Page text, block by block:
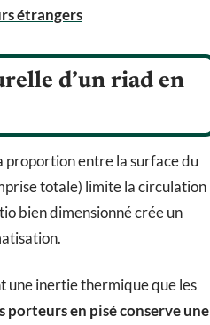
étrangers
d’un riad en
proportion entre la surface du
totale) limite la circulation
bien dimensionné crée un
une inertie thermique que les
porteurs en pisé conserve une